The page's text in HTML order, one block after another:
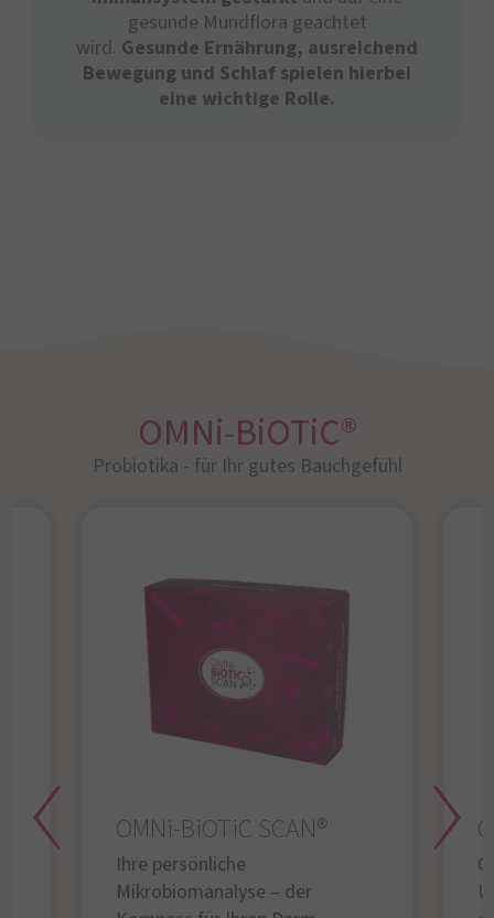
gesunde Mundflora geachtet
wird. Gesunde Ernährung, ausreichend
Bewegung und Schlaf spielen hierbei
eine wichtige Rolle.
OMNi-BiOTiC®
Probiotika - für Ihr gutes Bauchgefühl​
OMNi-BiOTiC SCAN®
Ihre persönliche
Mikrobiomanalyse – der